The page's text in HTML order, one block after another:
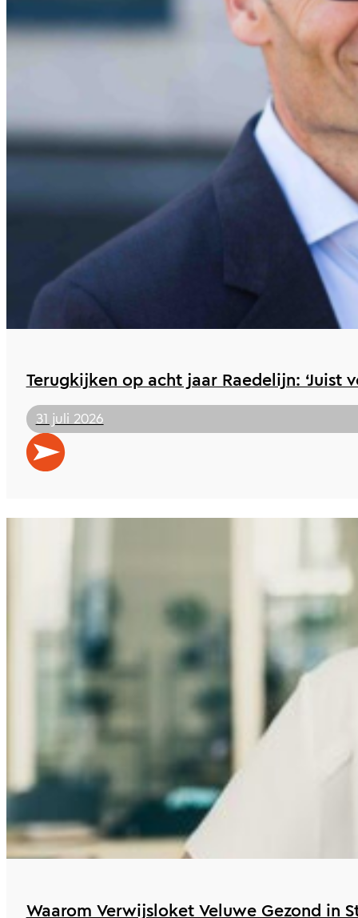
Terugkijken op acht jaar Raedelijn: ‘Juist
31 juli 2026
Waarom Verwijsloket Veluwe Gezond in